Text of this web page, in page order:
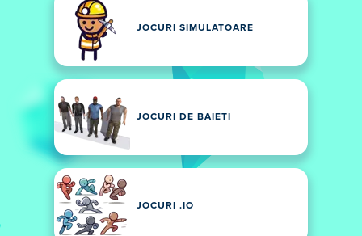
JOCURI SIMULATOARE
JOCURI DE BAIETI
JOCURI .IO